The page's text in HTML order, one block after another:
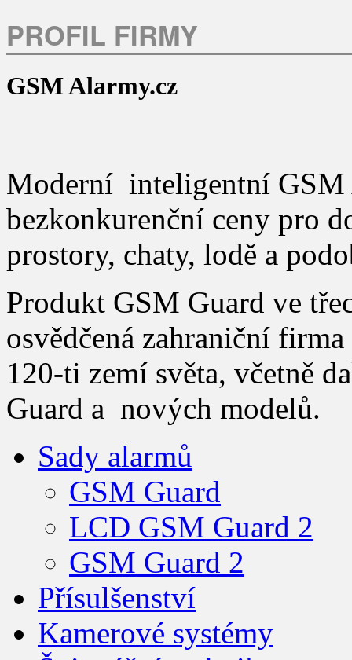
PROFIL FIRMY
GSM Alarmy.cz
Moderní inteligentní
bezkonkurenční ceny pro
prostory, chaty, lodě a
Produkt GSM Guard ve
osvědčená zahraniční
120-ti zemí světa, včetně
Guard a nových modelů.
Sady alarmů
GSM Guard
LCD GSM Guard 2
GSM Guard 2
Přísulšenství
Kamerové systémy